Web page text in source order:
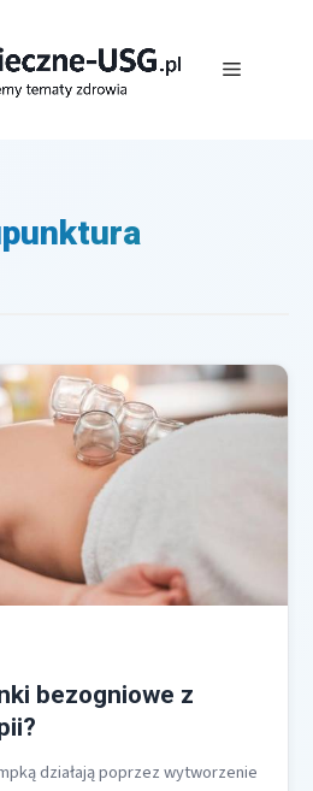
Menu
bezogniowe z
działają poprzez wytworzenie